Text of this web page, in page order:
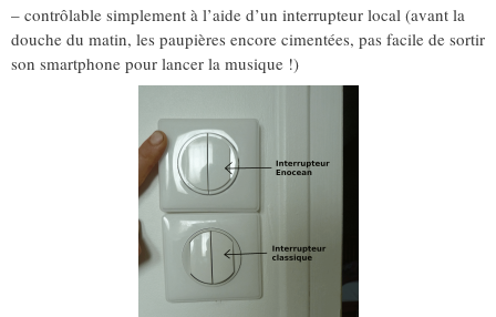
– contrôlable simplement à l’aide d’un interrupteur local (avant la
douche du matin, les paupières encore cimentées, pas facile de sortir
son smartphone pour lancer la musique !)